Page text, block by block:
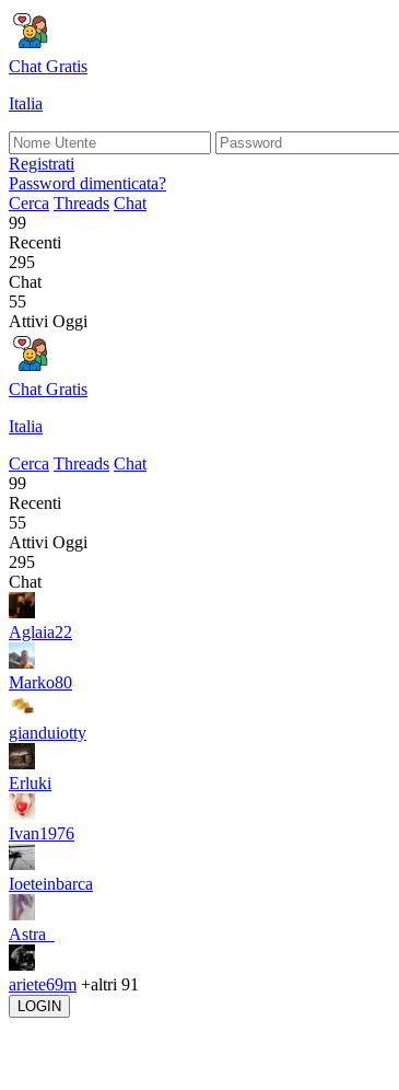
Chat Gratis
Italia
Registrati
Password dimenticata?
Cerca Threads Chat
99
Recenti
295
Chat
55
Attivi Oggi
Chat Gratis
Italia
Cerca Threads Chat
99
Recenti
55
Attivi Oggi
295
Chat
Aglaia22
Marko80
gianduiotty
Erluki
Ivan1976
Ioeteinbarca
Astra_
ariete69m +altri 91
LOGIN